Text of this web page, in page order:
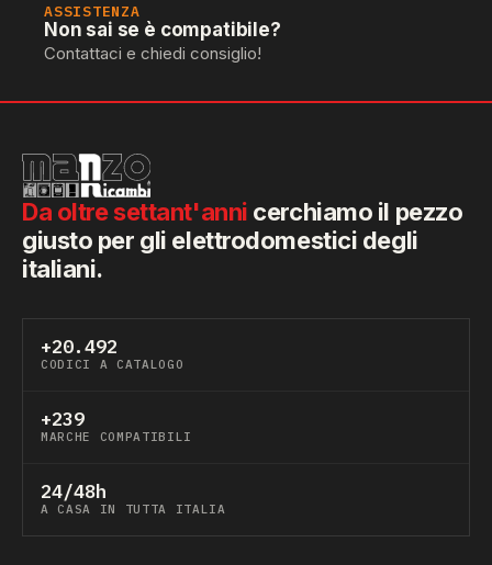
ASSISTENZA
Non sai se è compatibile?
Contattaci e chiedi consiglio!
Da oltre settant'anni cerchiamo il pezzo
giusto per gli elettrodomestici degli
italiani.
+20.492
CODICI A CATALOGO
+239
MARCHE COMPATIBILI
24/48h
A CASA IN TUTTA ITALIA